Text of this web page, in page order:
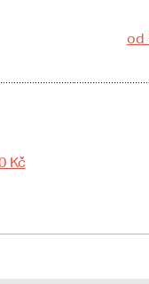
od
Kč